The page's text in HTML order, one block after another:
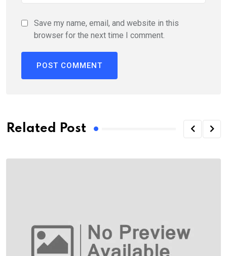
Save my name, email, and website in this
browser for the next time I comment.
Related Post